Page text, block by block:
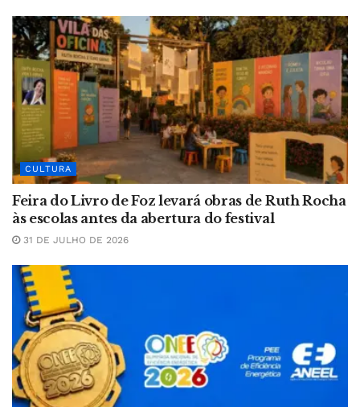
CULTURA
Feira do Livro de Foz levará obras de Ruth Rocha
às escolas antes da abertura do festival
31 DE JULHO DE 2026